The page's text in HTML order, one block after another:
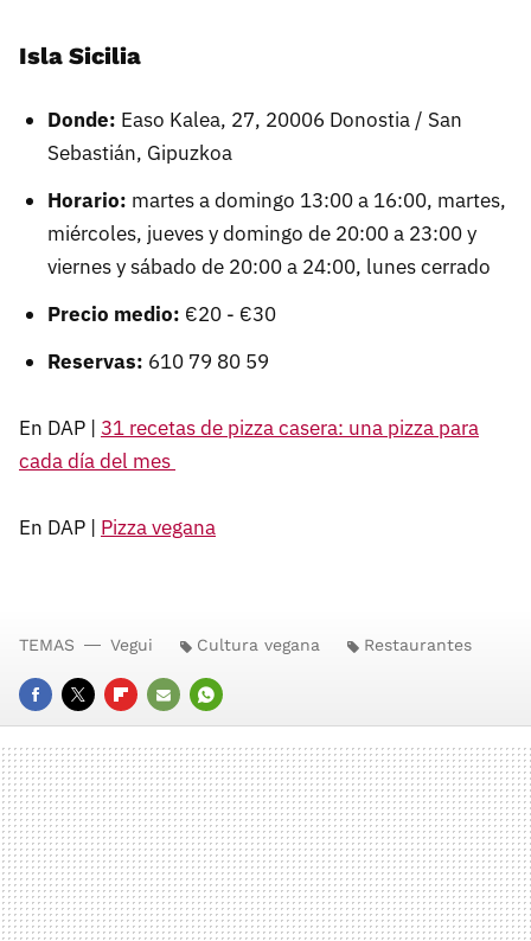
Isla Sicilia
Donde: Easo Kalea, 27, 20006 Donostia / San
Sebastián, Gipuzkoa
Horario: martes a domingo 13:00 a 16:00, martes,
miércoles, jueves y domingo de 20:00 a 23:00 y
viernes y sábado de 20:00 a 24:00, lunes cerrado
Precio medio: €20 - €30
Reservas: 610 79 80 59
En DAP | 31 recetas de pizza casera: una pizza para
cada día del mes
En DAP | Pizza vegana
FACEBOOK
TWITTERFLIPBOARD
E-
MAIL
WHATSAPP
TEMAS Vegui Cultura vegana Restaurantes